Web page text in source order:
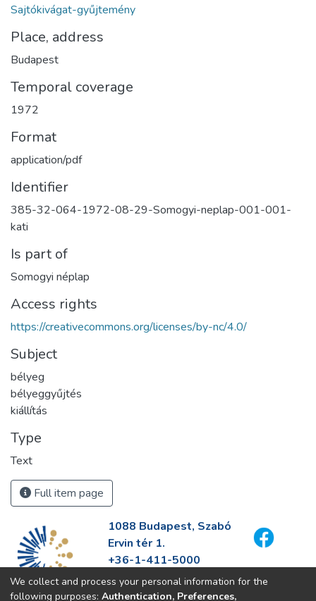
Sajtókivágat-gyűjtemény
Place, address
Budapest
Temporal coverage
1972
Format
application/pdf
Identifier
385-32-064-1972-08-29-Somogyi-neplap-001-001-
kati
Is part of
Somogyi néplap
Access rights
https://creativecommons.org/licenses/by-nc/4.0/
Subject
bélyeg
bélyeggyűjtés
kiállítás
Type
Text
Full item page
1088 Budapest, Szabó
Ervin tér 1.
+36-1-411-5000
info@fszek.hu
https://fszek.hu
We collect and process your personal information for the
following purposes: Authentication, Preferences,